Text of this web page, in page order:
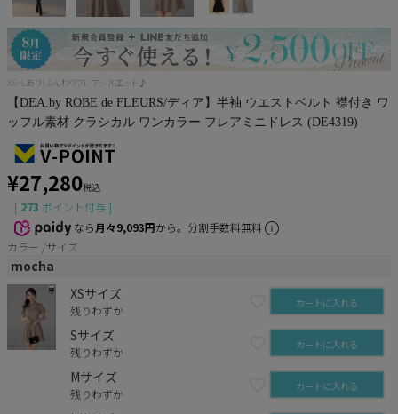
XS~Lあり!ふんわりフレアシルエット♪
【DEA.by ROBE de FLEURS/ディア】半袖 ウエストベルト 襟付き ワ
ッフル素材 クラシカル ワンカラー フレアミニドレス (DE4319)
¥27,280税込
[ 273 ポイント付与 ]
なら月々9,093円から。分割手数料無料
カラー
サイズ
mocha
XSサイズ
残りわずか カートに入れる
Sサイズ
残りわずか カートに入れる
Mサイズ
残りわずか カートに入れる